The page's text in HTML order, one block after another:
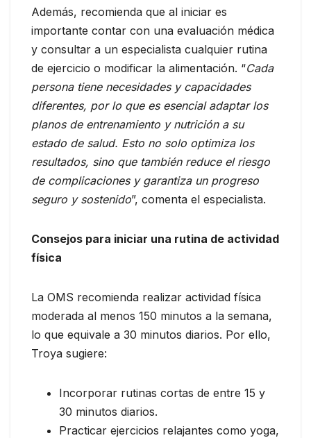
Además, recomienda que al iniciar es
importante contar con una evaluación médica
y consultar a un especialista cualquier rutina
de ejercicio o modificar la alimentación. “Cada
persona tiene necesidades y capacidades
diferentes, por lo que es esencial adaptar los
planos de entrenamiento y nutrición a su
estado de salud. Esto no solo optimiza los
resultados, sino que también reduce el riesgo
de complicaciones y garantiza un progreso
seguro y sostenido”, comenta el especialista.
Consejos para iniciar una rutina de actividad
física
La OMS recomienda realizar actividad física
moderada al menos 150 minutos a la semana,
lo que equivale a 30 minutos diarios. Por ello,
Troya sugiere:
Incorporar rutinas cortas de entre 15 y
30 minutos diarios.
Practicar ejercicios relajantes como yoga,